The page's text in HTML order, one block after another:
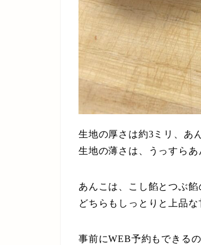
生地の厚さは約3ミリ、あ
生地の薄さは、うっすらあ
あんこは、こし餡とつぶ餡
どちらもしっとりと上品
事前にWEB予約もできる